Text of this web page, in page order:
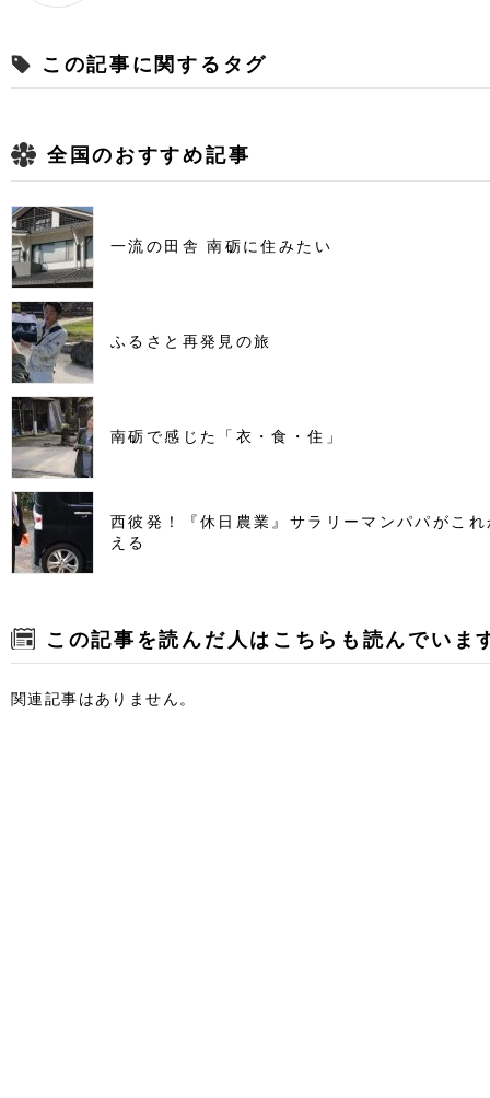
この記事に関するタグ
全国のおすすめ記事
一流の田舎 南砺に住みたい
ふるさと再発見の旅
南砺で感じた「衣・食・住」
西彼発！『休日農業』サラリーマンパパがこ
える
この記事を読んだ人はこちらも読んでいま
関連記事はありません。